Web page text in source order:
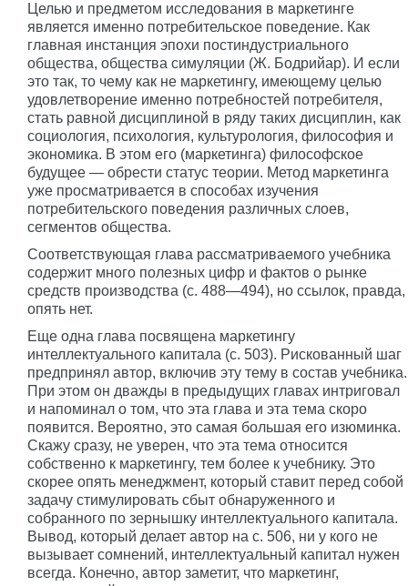
Целью и предметом исследования в маркетинге
является именно потребительское поведение. Как
главная инстанция эпохи постиндустриального
общества, общества симуляции (Ж. Бодрийар). И если
это так, то чему как не маркетингу, имеющему целью
удовлетворение именно потребностей потребителя,
стать равной дисциплиной в ряду таких дисциплин, как
социология, психология, культурология, философия и
экономика. В этом его (маркетинга) философское
будущее — обрести статус теории. Метод маркетинга
уже просматривается в способах изучения
потребительского поведения различных слоев,
сегментов общества.
Соответствующая глава рассматриваемого учебника
содержит много полезных цифр и фактов о рынке
средств производства (с. 488—494), но ссылок, правда,
опять нет.
Еще одна глава посвящена маркетингу
интеллектуального капитала (с. 503). Рискованный шаг
предпринял автор, включив эту тему в состав учебника.
При этом он дважды в предыдущих главах интриговал
и напоминал о том, что эта глава и эта тема скоро
появится. Вероятно, это самая большая его изюминка.
Скажу сразу, не уверен, что эта тема относится
собственно к маркетингу, тем более к учебнику. Это
скорее опять менеджмент, который ставит перед собой
задачу стимулировать сбыт обнаруженного и
собранного по зернышку интеллектуального капитала.
Вывод, который делает автор на с. 506, ни у кого не
вызывает сомнений, интеллектуальный капитал нужен
всегда. Конечно, автор заметит, что маркетинг,